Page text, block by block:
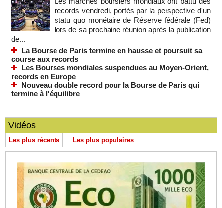
records vendredi, portés par la perspective d'un
statu quo monétaire de Réserve fédérale (Fed)
lors de sa prochaine réunion après la publication
de...
La Bourse de Paris termine en hausse et poursuit sa
course aux records
Les Bourses mondiales suspendues au Moyen-Orient,
records en Europe
Nouveau double record pour la Bourse de Paris qui
termine à l'équilibre
Vidéos
Les plus récents Les plus populaires